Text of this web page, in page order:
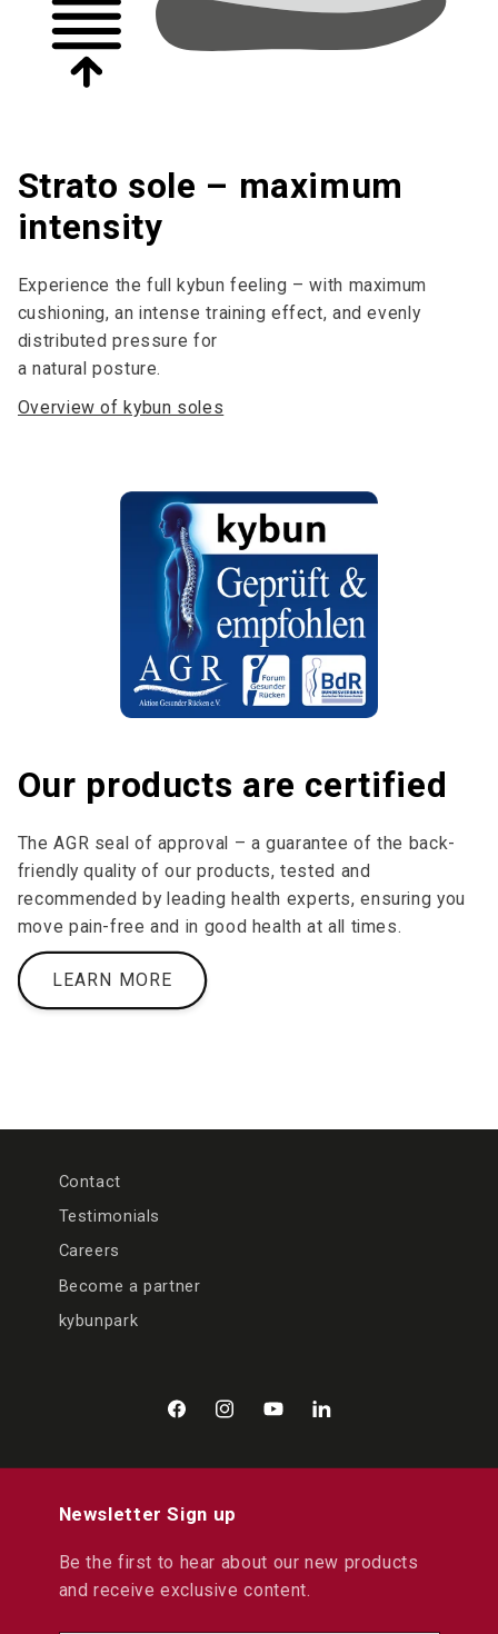
Strato sole – maximum
intensity
Experience the full kybun feeling – with maximum
cushioning, an intense training effect, and evenly
distributed pressure for
a natural posture.
Overview of kybun soles
Our products are certified
The AGR seal of approval – a guarantee of the back-
friendly quality of our products, tested and
recommended by leading health experts, ensuring you
move pain-free and in good health at all times.
LEARN MORE
Contact
Testimonials
Careers
Become a partner
kybunpark
FacebookInstagramYouTubeLinkedIn
Newsletter Sign up
Be the first to hear about our new products
and receive exclusive content.